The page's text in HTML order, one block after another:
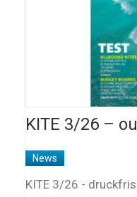
KITE 3/26 –
News
KITE 3/26 -